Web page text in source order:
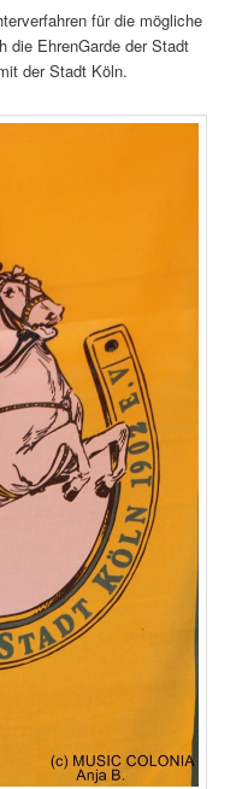
für die mögliche
die EhrenGarde der Stadt
der Stadt Köln.